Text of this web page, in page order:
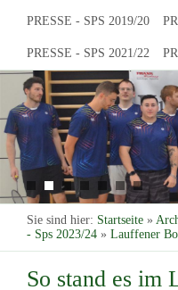
PRESSE - SPS 2019/20
PRESSE - SPS 2021/22
Sie sind hier: Startseite »
- Sps 2023/24 » Lauffener
So stand es im